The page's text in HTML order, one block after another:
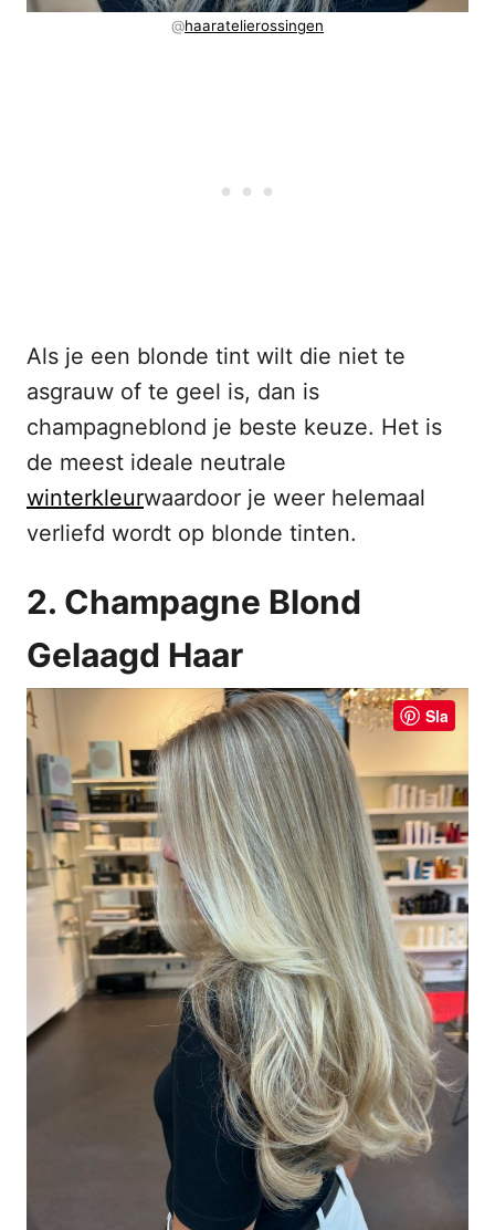
@haaratelierossingen
Als je een blonde tint wilt die niet te
asgrauw of te geel is, dan is
champagneblond je beste keuze. Het is
de meest ideale neutrale
winterkleurwaardoor je weer helemaal
verliefd wordt op blonde tinten.
2. Champagne Blond
Gelaagd Haar
Sla